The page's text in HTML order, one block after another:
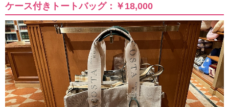
ケース付きトートバッグ：￥18,000